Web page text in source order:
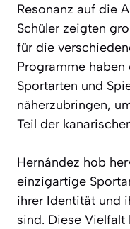
Resonanz auf die
Schüler zeigten
für die
Programme
Sportarten und
näherzubringen,
Teil der
Hernández hob
einzigartige
ihrer Identität und
sind. Diese